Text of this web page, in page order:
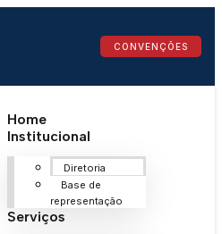
CONVENÇÕES
Home
Institucional
Diretoria
Base de
representação
Serviços